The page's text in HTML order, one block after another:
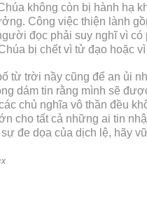
không còn bị hành hạ
Công việc thiện lành
đọc phải suy nghĩ vì
bị chết vì tử đạo hoặc
từ trời nầy cũng để an ủi
dám tin rằng mình sẽ
chủ nghĩa vô thần đều
cho tất cả những ai tin
đe dọa của dịch lệ, hãy